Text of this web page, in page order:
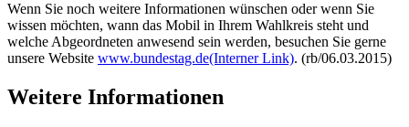
Wenn Sie noch weitere Informationen wünschen oder wenn Sie
wissen möchten, wann das Mobil in Ihrem Wahlkreis steht und
welche Abgeordneten anwesend sein werden, besuchen Sie gerne
unsere Website www.bundestag.de(Interner Link). (rb/06.03.2015)
Weitere Informationen